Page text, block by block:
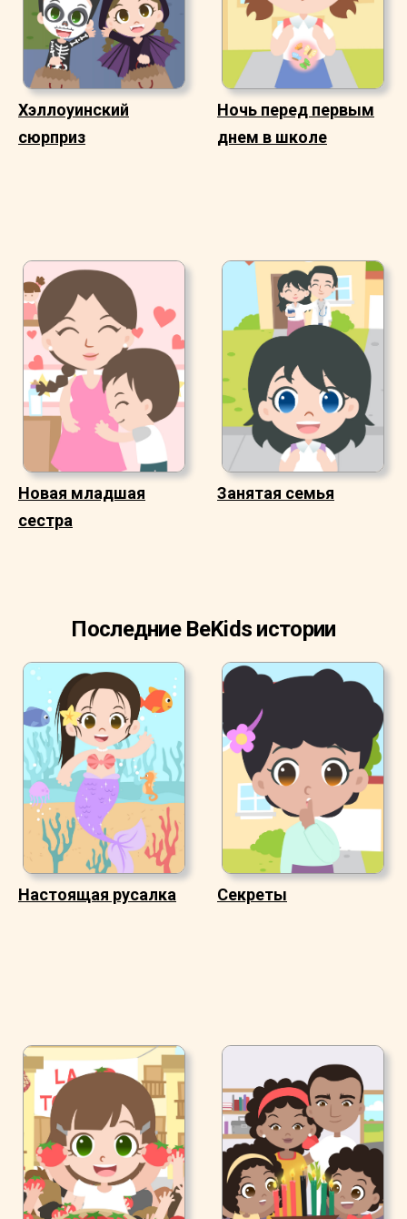
Хэллоуинский
сюрприз
Ночь перед первым
днем в школе
Новая младшая
сестра
Занятая семья
Последние BeKids истории
Настоящая русалка Секреты